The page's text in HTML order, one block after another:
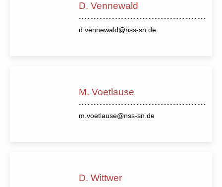
D. Vennewald
d.vennewald@nss-sn.de
M. Voetlause
m.voetlause@nss-sn.de
D. Wittwer